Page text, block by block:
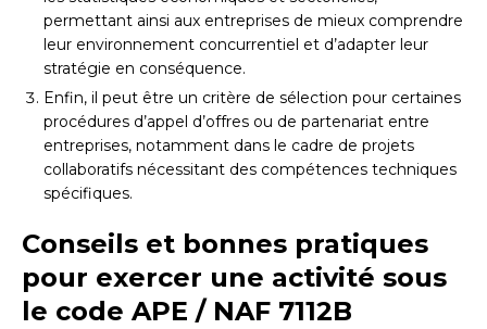
permettant ainsi aux entreprises de mieux comprendre
leur environnement concurrentiel et d’adapter leur
stratégie en conséquence.
Enfin, il peut être un critère de sélection pour certaines
procédures d’appel d’offres ou de partenariat entre
entreprises, notamment dans le cadre de projets
collaboratifs nécessitant des compétences techniques
spécifiques.
Conseils et bonnes pratiques
pour exercer une activité sous
le code APE / NAF 7112B